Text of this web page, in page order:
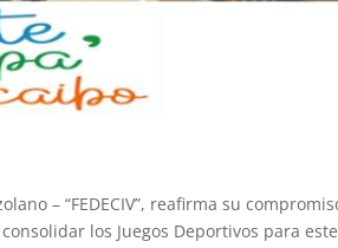
–“FEDECIV”, reafirma su
los Juegos Deportivos para